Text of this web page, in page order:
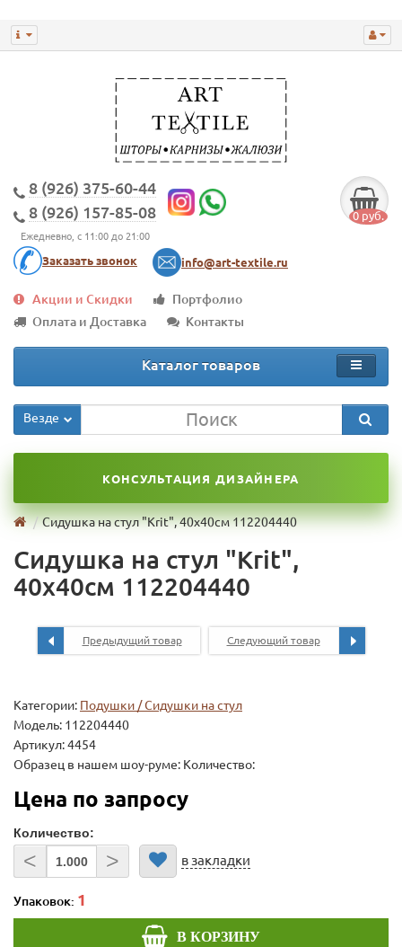
8 (926) 375-60-44
8 (926) 157-85-08
Ежедневно, с 11:00 до 21:00
Заказать звонок info@art-textile.ru
0 руб.
Акции и Скидки
Портфолио
Оплата и Доставка
Контакты
Каталог товаров
Везде
КОНСУЛЬТАЦИЯ ДИЗАЙНЕРА
Сидушка на стул "Krit", 40х40см 112204440
Сидушка на стул "Krit",
40х40см 112204440
Предыдущий товар Следующий товар
Категории: Подушки / Сидушки на стул
Модель: 112204440
Артикул: 4454
Образец в нашем шоу-руме: Количество:
Цена по запросу
Количество:
< > в закладки
Упаковок:
В КОРЗИНУ